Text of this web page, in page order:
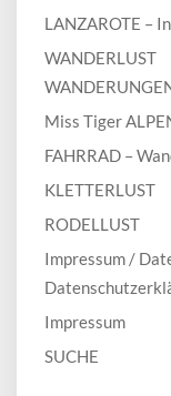
LANZAROTE –
WANDERLUST
Miss Tiger
FAHRRAD –
KLETTERLUST
RODELLUST
Impressum /
Impressum
SUCHE